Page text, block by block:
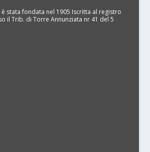
è stata fondata nel 1905 Iscritta al registro
il Trib. di Torre Annunziata nr 41 del 5